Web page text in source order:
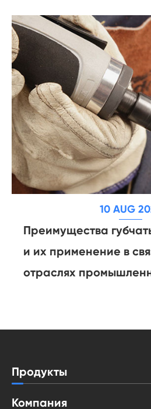
10 AUG
Преимущества
и их применение в
отраслях
Продукты
Компания